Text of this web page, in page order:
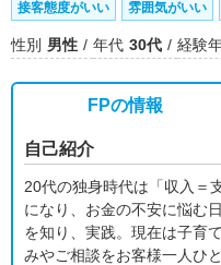
接客態度がいい 雰囲気がいい
性別 男性 年代 30代 経験
FPの情報
自己紹介
20代の独身時代は「収入＝
になり、お金の不安に悩む
を知り、実践。現在は子育
みやご相談をお客様一人ひ